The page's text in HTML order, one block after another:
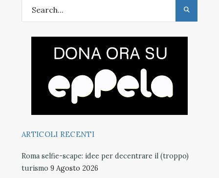
ARTICOLI RECENTI
Roma selfie-scape: idee per decentrare il (troppo)
turismo 9 Agosto 2026